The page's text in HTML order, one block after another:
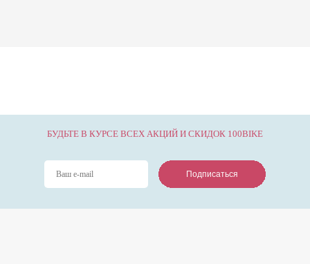
БУДЬТЕ В КУРСЕ ВСЕХ АКЦИЙ И СКИДОК 100BIKE
Подписаться
Подписаться
Подписаться